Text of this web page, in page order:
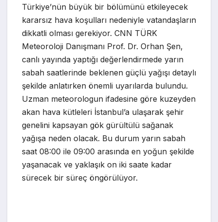
Türkiye’nün büyük bir bölümünü etkileyecek
kararsız hava koşulları nedeniyle vatandaşların
dikkatli olması gerekiyor. CNN TÜRK
Meteoroloji Danışmanı Prof. Dr. Orhan Şen,
canlı yayında yaptığı değerlendirmede yarın
sabah saatlerinde beklenen güçlü yağışı detaylı
şekilde anlatırken önemli uyarılarda bulundu.
Uzman meteorologun ifadesine göre kuzeyden
akan hava kütleleri İstanbul’a ulaşarak şehir
genelini kapsayan gök gürültülü sağanak
yağışa neden olacak. Bu durum yarın sabah
saat 08:00 ile 09:00 arasında en yoğun şekilde
yaşanacak ve yaklaşık on iki saate kadar
sürecek bir süreç öngörülüyor.